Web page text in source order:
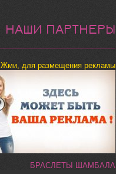
НАШИ ПАРТНЕРЫ
Жми, для размещения рекламы
БРАСЛЕТЫ ШАМБАЛА